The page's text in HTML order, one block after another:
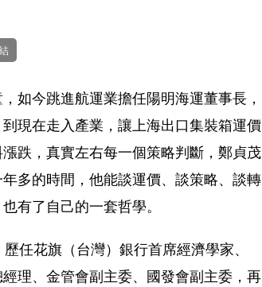
如今跳進航運業擔任陽明海運董事長，
現在走入產業，讓上海出口集裝箱運價
跌，真實左右每一個策略判斷，鄭貞茂
多的時間，他能談運價、談策略、談轉
有了自己的一套哲學。
任花旗（台灣）銀行首席經濟學家、
理、金管會副主委、國發會副主委，再